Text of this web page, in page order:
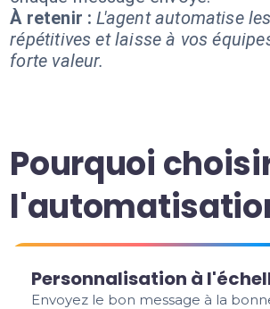
À retenir : L'agent automatise
répétitives et laisse à vos
forte valeur.
Pourquoi
Personnalisation à
Envoyez le bon message à la